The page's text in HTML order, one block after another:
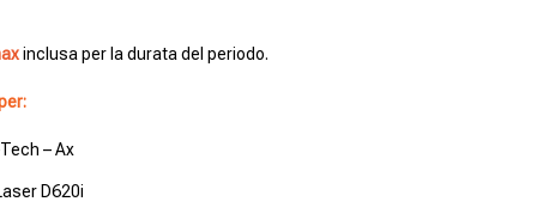
inclusa per la durata del periodo.
– Ax
D620i